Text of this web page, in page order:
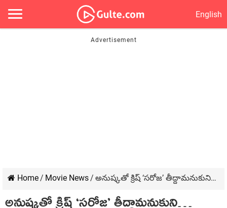
English
Home/ Movie News/ అనుష్కతో క్రిష్ ‘సరోజ’ తీద్దామనుకుని…